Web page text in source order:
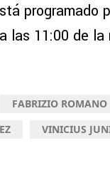
programado
a las 11:00 de la
FABRIZIO ROMANO
VINICIUS